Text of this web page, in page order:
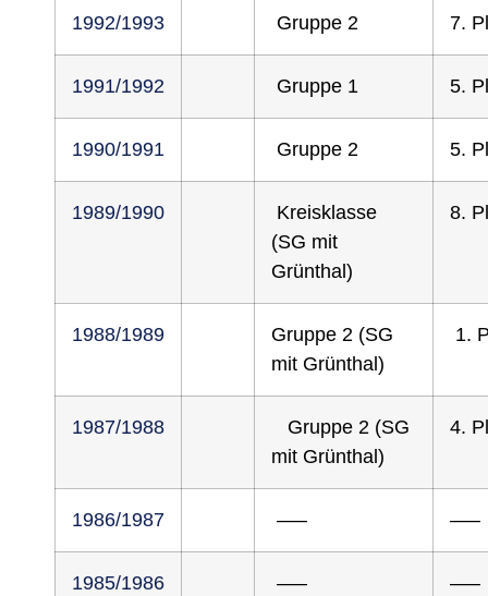
1992/1993 Gruppe 2 7.
1991/1992 Gruppe 1 5.
1990/1991 Gruppe 2 5.
1989/1990
Kreisklasse
(SG mit
Grünthal)
8.
1988/1989
Gruppe 2 (SG
mit Grünthal)
1.
1987/1988
Gruppe 2 (SG
mit Grünthal)
4.
1986/1987 —– —–
1985/1986 —– —–